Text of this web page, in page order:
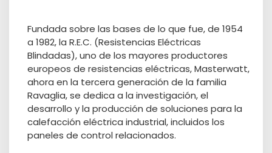
Fundada sobre las bases de lo que fue, de 1954
a 1982, la R.E.C. (Resistencias Eléctricas
Blindadas), uno de los mayores productores
europeos de resistencias eléctricas, Masterwatt,
ahora en la tercera generación de la familia
Ravaglia, se dedica a la investigación, el
desarrollo y la producción de soluciones para la
calefacción eléctrica industrial, incluidos los
paneles de control relacionados.